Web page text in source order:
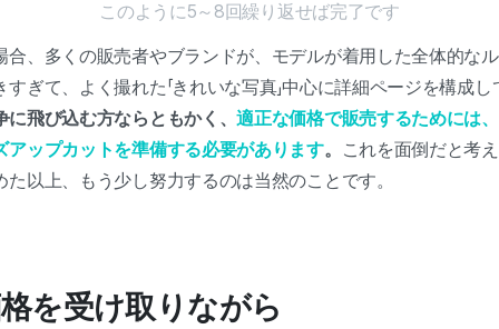
このように5～8回繰り返せば完了です
合、多くの販売者やブランドが、モデルが着用した全体的な
ぎて、よく撮れた「きれいな写真」中心に詳細ページを構成
に飛び込む方ならともかく、適正な価格で販売するためには
アップカットを準備する必要があります。
これを面倒だと考
以上、もう少し努力するのは当然のことです。
を受け取りながら